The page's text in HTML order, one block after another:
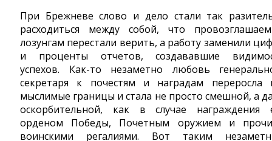
При Брежневе слово и дело стали так
расходиться между собой, что
лозунгам перестали верить, а работу заменили
и проценты отчетов, создававшие
успехов. Как-то незаметно любовь
секретаря к почестям и наградам переросла
мыслимые границы и стала не просто смешной, а
оскорбительной, как в случае награждения
орденом Победы, Почетным оружием и
воинскими регалиями. Вот таким